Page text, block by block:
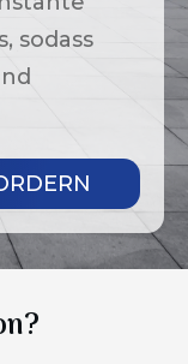
sodass